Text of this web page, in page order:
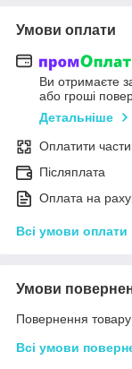
Умови оплати
Ви отримаєте
або гроші
Детальніше
Оплатити
Післяплата
Оплата на
Всі умови оплати
Умови
Повернення
Всі умови